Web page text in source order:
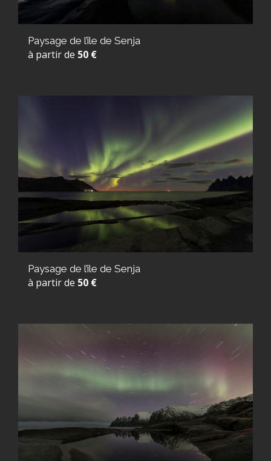
Paysage de l’île de Senja
à partir de 50 €
Paysage de l’île de Senja
à partir de 50 €